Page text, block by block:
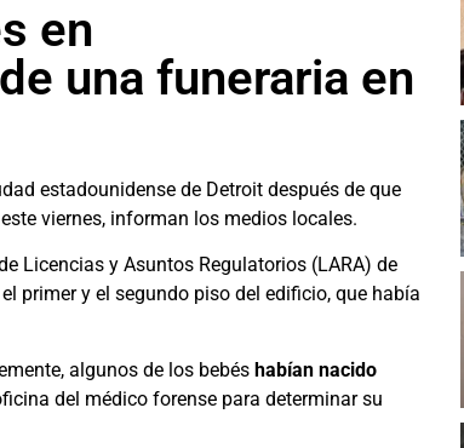
en
una funeraria en
estadounidense de Detroit después de que
viernes, informan los medios locales.
Licencias y Asuntos Regulatorios (LARA) de
primer y el segundo piso del edificio, que había
algunos de los bebés habían nacido
del médico forense para determinar su